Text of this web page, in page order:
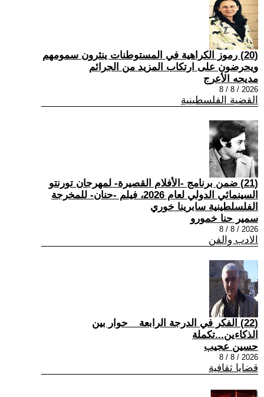
(20) رموز الكراهية في المستوطنات ينثرون سمومهم
ويحرضون على ارتكاب المزيد من الجرائم
مديحه الأعرج
2026 / 8 / 8
القضية الفلسطينية
(21) ضمن برنامج -الأفلام القصيرة- لمهرجان تورنتو
السينمائي الدولي لعام 2026، فيلم -حنان- للمخرجة
الفلسلطينية سابرينا خوري
سمير حنا خمورو
2026 / 8 / 8
الادب والفن
(22) الفكر في الدرجة الرابعة _ حوار بين
الذكاءين...تكملة
حسين عجيب
2026 / 8 / 8
قضايا ثقافية